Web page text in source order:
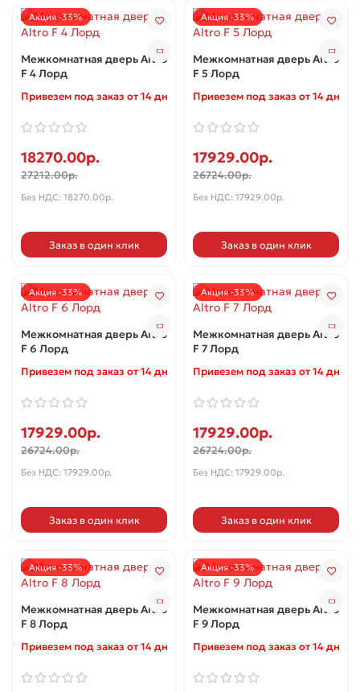
Акция -33%
Межкомнатная дверь Altro
F 4 Лорд
Привезем под заказ от 14 дней ✓
18270.00р.
27212.00р.
Без НДС: 18270.00р.
Заказ в один клик
Акция -33%
Межкомнатная дверь Altro
F 5 Лорд
Привезем под заказ от 14 дней
17929.00р.
26724.00р.
Без НДС: 17929.00р.
Заказ в один клик
Акция -33%
Межкомнатная дверь Altro
F 6 Лорд
Привезем под заказ от 14 дней ✓
17929.00р.
26724.00р.
Без НДС: 17929.00р.
Заказ в один клик
Акция -33%
Межкомнатная дверь Altro
F 7 Лорд
Привезем под заказ от 14 дней
17929.00р.
26724.00р.
Без НДС: 17929.00р.
Заказ в один клик
Акция -33%
Межкомнатная дверь Altro
F 8 Лорд
Привезем под заказ от 14 дней ✓
Акция -33%
Межкомнатная дверь Altro
F 9 Лорд
Привезем под заказ от 14 дней